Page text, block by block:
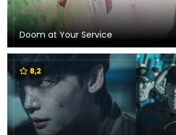
Doom at Your Service
8,2